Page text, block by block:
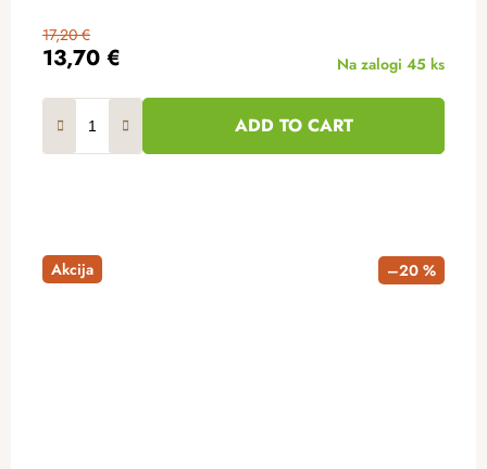
13,70 €
17,20 €
Na zalogi 45 ks
ADD TO CART
Akcija –20 %